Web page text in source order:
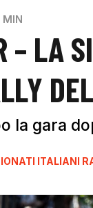
MIN
– LA
la gara
ITALIANI